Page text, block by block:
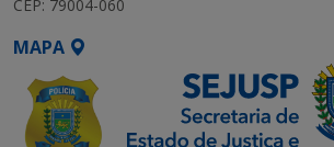
CEP: 79004-060
MAPA